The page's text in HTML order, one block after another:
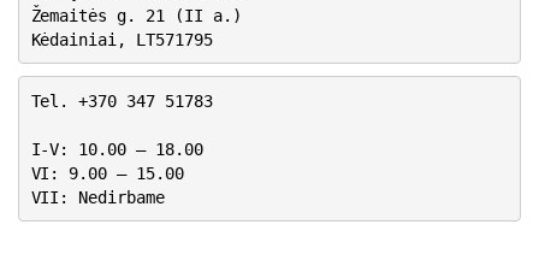
Žemaitės g. 21 (II a.)
Kėdainiai, LT571795
Tel. +370 347 51783
I-V: 10.00 – 18.00
VI: 9.00 – 15.00
VII: Nedirbame